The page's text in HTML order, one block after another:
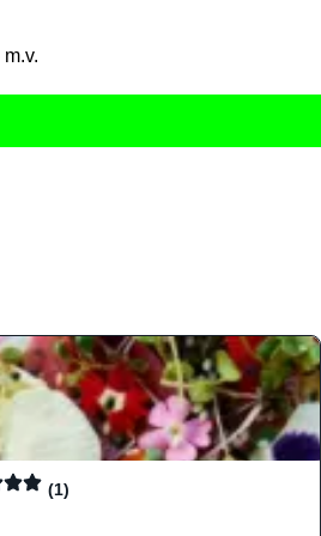
(1)